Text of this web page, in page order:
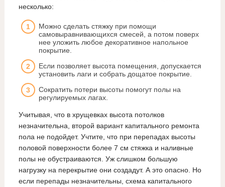
несколько:
Можно сделать стяжку при помощи
самовыравнивающихся смесей, а потом поверх
нее уложить любое декоративное напольное
покрытие.
Если позволяет высота помещения, допускается
установить лаги и собрать дощатое покрытие.
Сократить потери высоты помогут полы на
регулируемых лагах.
Учитывая, что в хрущевках высота потолков
незначительна, второй вариант капитального ремонта
пола не подойдет. Учтите, что при перепадах высоты
половой поверхности более 7 см стяжка и наливные
полы не обустраиваются. Уж слишком большую
нагрузку на перекрытие они создадут. А это опасно. Но
если перепады незначительны, схема капитального